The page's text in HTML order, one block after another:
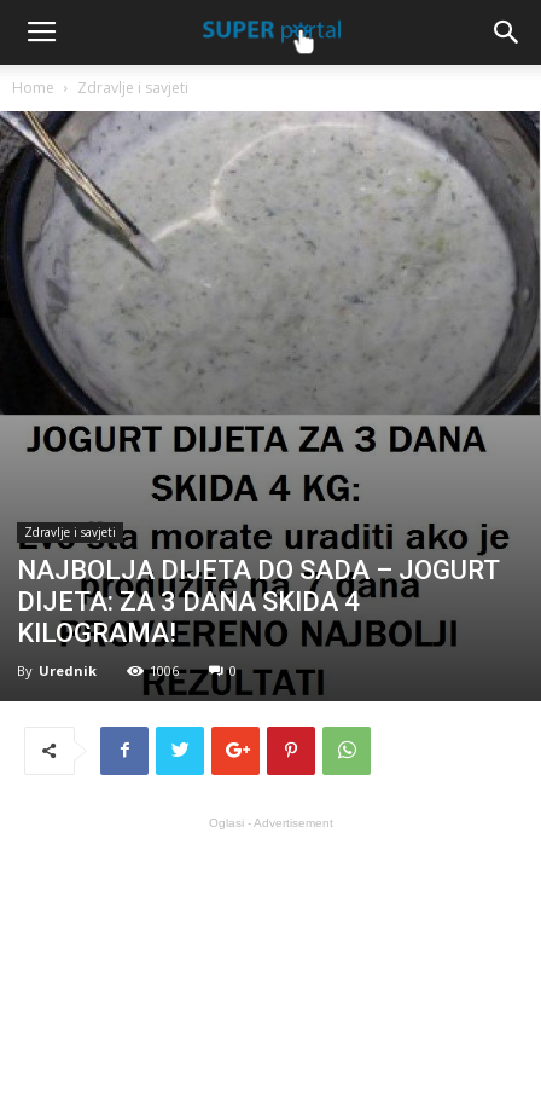
Home Zdravlje i savjeti
Zdravlje i savjeti
NAJBOLJA DIJETA DO SADA – JOGURT
DIJETA: ZA 3 DANA SKIDA 4
KILOGRAMA!
By Urednik 1006 0
Oglasi - Advertisement